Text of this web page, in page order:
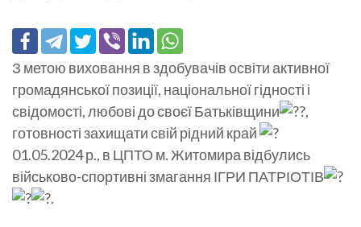
З метою виховання в здобувачів освіти активної
громадянської позиції, національної гідності і
свідомості, любові до своєї Батьківщини
,
готовності захищати свій рідний край
01.05.2024 р., в ЦПТО м. Житомира відбулись
військово-спортивні змагання ІГРИ ПАТРІОТІВ
.